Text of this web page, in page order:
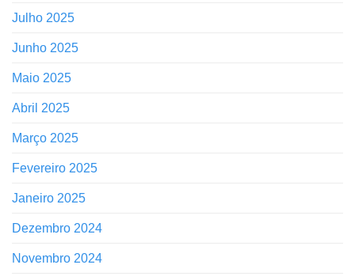
Julho 2025
Junho 2025
Maio 2025
Abril 2025
Março 2025
Fevereiro 2025
Janeiro 2025
Dezembro 2024
Novembro 2024